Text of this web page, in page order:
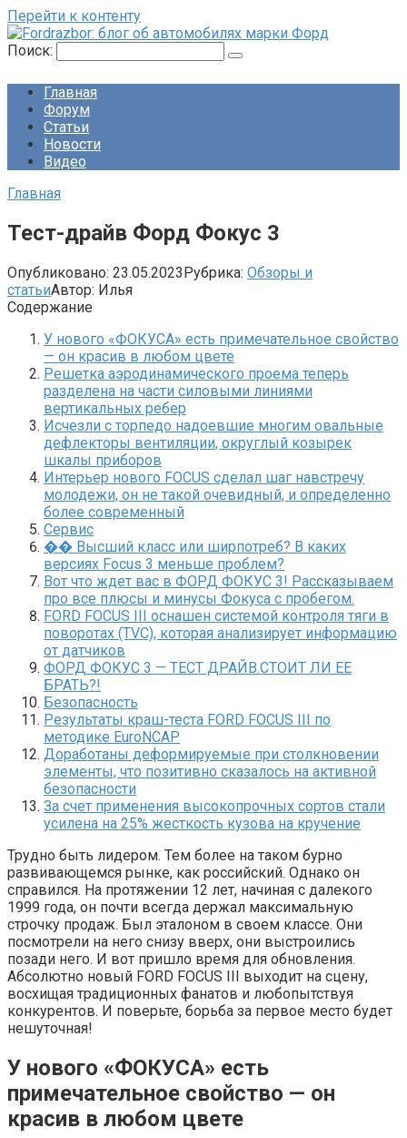
Перейти к контенту
Поиск:
Главная
Форум
Статьи
Новости
Видео
Главная
Тест-драйв Форд Фокус 3
Опубликовано: 23.05.2023Рубрика: Обзоры и
статьиАвтор: Илья
Содержание
У нового «ФОКУСА» есть примечательное свойство
— он красив в любом цвете
Решетка аэродинамического проема теперь
разделена на части силовыми линиями
вертикальных ребер
Исчезли с торпедо надоевшие многим овальные
дефлекторы вентиляции, округлый козырек
шкалы приборов
Интерьер нового FOCUS сделал шаг навстречу
молодежи, он не такой очевидный, и определенно
более современный
Сервис
�� Высший класс или ширпотреб? В каких
версиях Focus 3 меньше проблем?
Вот что ждет вас в ФОРД ФОКУС 3! Рассказываем
про все плюсы и минусы Фокуса с пробегом.
FORD FOCUS III оснашен системой контроля тяги в
поворотах (TVC), которая анализирует информацию
от датчиков
ФОРД ФОКУС 3 — ТЕСТ ДРАЙВ.СТОИТ ЛИ ЕЕ
БРАТЬ?!
Безопасность
Результаты краш-теста FORD FOCUS III по
методике EuroNCAP
Доработаны деформируемые при столкновении
элементы, что позитивно сказалось на активной
безопасности
За счет применения высокопрочных сортов стали
усилена на 25% жесткость кузова на кручение
Трудно быть лидером. Тем более на таком бурно
развивающемся рынке, как российский. Однако он
справился. На протяжении 12 лет, начиная с далекого
1999 года, он почти всегда держал максимальную
строчку продаж. Был эталоном в своем классе. Они
посмотрели на него снизу вверх, они выстроились
позади него. И вот пришло время для обновления.
Абсолютно новый FORD FOCUS III выходит на сцену,
восхищая традиционных фанатов и любопытствуя
конкурентов. И поверьте, борьба за первое место будет
нешуточная!
У нового «ФОКУСА» есть
примечательное свойство — он
красив в любом цвете